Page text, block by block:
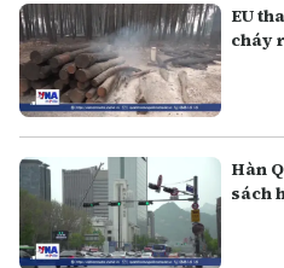
EU
cháy
Hàn
sách